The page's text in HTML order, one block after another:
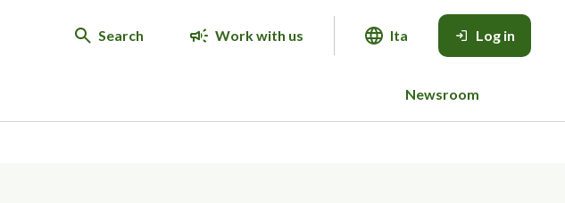
Search Work with us Ita Log in
Newsroom